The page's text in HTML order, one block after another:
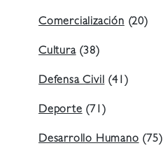
Comercialización(20)
Cultura(38)
Defensa Civil(41)
Deporte(71)
Desarrollo Humano(75)